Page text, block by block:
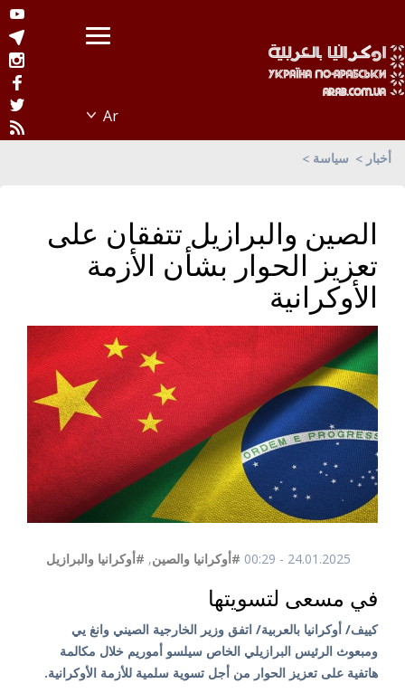
أخبار سياسة
الصين والبرازيل تتفقان على
تعزيز الحوار بشأن الأزمة
الأوكرانية
24.01.2025 - 00:29 #أوكرانيا والصين, #أوكرانيا والبرازيل
في مسعى لتسويتها
كييف/ أوكرانيا بالعربية/ اتفق وزير الخارجية الصيني وانغ يي
ومبعوث الرئيس البرازيلي الخاص سيلسو أموريم خلال مكالمة
هاتفية على تعزيز الحوار من أجل تسوية سلمية للأزمة الأوكرانية.